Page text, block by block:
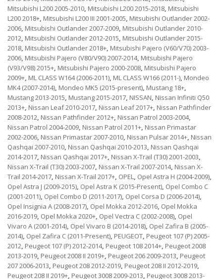
Mitsubishi L200 2005-2010, Mitsubishi L200 2015-2018, Mitsubishi
L200 2018+, Mitsubishi L200 III 2001-2005, Mitsubishi Outlander 2002-
2006, Mitsubishi Outlander 2007-2009, Mitsubishi Outlander 2010-
2012, Mitsubishi Outlander 2012-2015, Mitsubishi Outlander 2015-
2018, Mitsubishi Outlander 2018+, Mitsubishi Pajero (V60/V70) 2003-
2006, Mitsubishi Pajero (V80/V90) 2007-2014, Mitsubishi Pajero
(V93/V98) 2015+, Mitsubishi Pajero 2000-2008, Mitsubishi Pajero
2009+, ML CLASS W164 (2006-2011), ML CLASS W166 (2011-), Mondeo
MK4 (2007-2014), Mondeo MK5 (2015-present), Mustang 18+,
Mustang 2013-2015, Mustang 2015-2017, NISSAN, Nissan Infiniti Q50
2013+, Nissan Leaf 2010-2017, Nissan Leaf 2017+, Nissan Pathfinder
2008-2012, Nissan Pathfinder 2012+, Nissan Patrol 2003-2004,
Nissan Patrol 2004-2009, Nissan Patrol 2011+, Nissan Primastar
2002-2006, Nissan Primastar 2007-2010, Nissan Pulsar 2014+, Nissan
Qashqai 2007-2010, Nissan Qashqai 2010-2013, Nissan Qashqai
2014-2017, Nissan Qashqai 2017+, Nissan X-Trail (T30) 2001-2003,
Nissan X-Trail (T30) 2003-2007, Nissan X-Trail 2007-2014, Nissan X-
Trail 2014-2017, Nissan X-Trail 2017+, OPEL, Opel Astra H (2004-2009),
Opel Astra J (2009-2015), Opel Astra K (2015-Present), Opel Combo C
(2001-2011), Opel Combo D (2011-2017), Opel Corsa D (2006-2014),
Opel Insignia A (2008-2017), Opel Mokka 2012-2016, Opel Mokka
2016-2019, Opel Mokka 2020+, Opel Vectra C (2002-2008), Opel
Vivaro A (2001-2014), Opel Vivaro B (2014-2018), Opel Zafira B (2005-
2014), Opel Zafira C (2011-Present), PEUGEOT, Peugeot 107 (P) 2005-
2012, Peugeot 107 (P) 2012-2014, Peugeot 108 2014+, Peugeot 2008
2013-2019, Peugeot 2008 II 2019+, Peugeot 206 2009-2013, Peugeot
207 2006-2013, Peugeot 208 2012-2019, Peugeot 208 II 2012-2019,
Peugeot 208 II 2019+, Peugeot 3008 2009-2013, Peugeot 3008 2013-